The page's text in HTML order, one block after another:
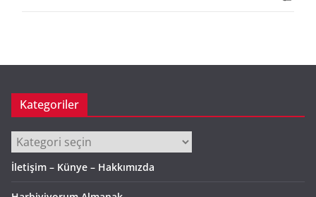
Kategoriler
Kategoriler
İletişim – Künye – Hakkımızda